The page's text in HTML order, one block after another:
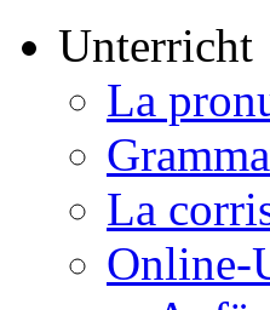
Unterricht
La
La
Online-